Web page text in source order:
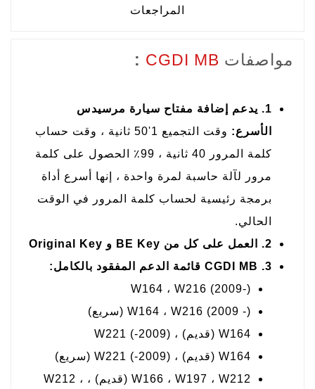
المراجعات
مواصفات CGDI MB
:
1. يدعم إضافة مفتاح سيارة مرسيدس
الأسرع:
وقت التجميع 1'50 ثانية ، وقت حساب
كلمة المرور 40 ثانية ، 99٪ الحصول على كلمة
مرور لآلة حاسبة لمرة واحدة ، إنها أسرع أداة
برمجة رئيسية لحساب كلمة المرور في الوقت
الحالي.
2. العمل على كل من BE Key و Original Key
3. CGDI MB قائمة الدعم المفقود بالكامل:
W164 ، W216 (2009-)
W164 ، W216 (2009 -) (سريع)
W164 (قديم) ، W221 (-2009)
W164 (قديم) ، W221 (-2009) (سريع)
W166 ، W197 ، W212 (قديم) ، W212 ،